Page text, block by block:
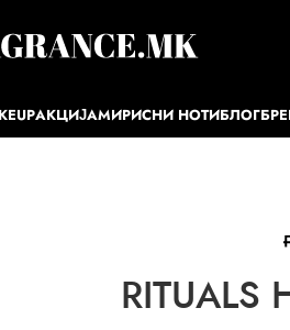
АКЦИЈАМИРИСНИ НОТИБЛОГ
RITUALS